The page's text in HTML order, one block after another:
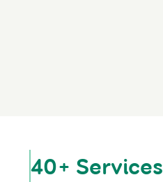
40+ Services